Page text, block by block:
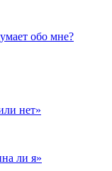
обо мне?
нет»
ли я»